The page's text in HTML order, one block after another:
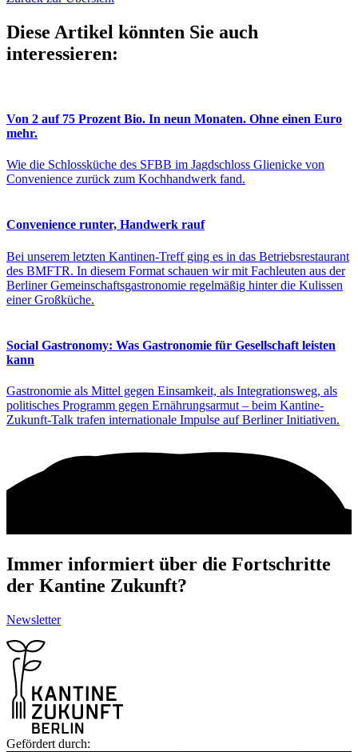
Diese Artikel könnten Sie auch
interessieren:
Von 2 auf 75 Prozent Bio. In neun Monaten. Ohne einen Euro
mehr.
Wie die Schlossküche des SFBB im Jagdschloss Glienicke von
Convenience zurück zum Kochhandwerk fand.
Convenience runter, Handwerk rauf
Bei unserem letzten Kantinen-Treff ging es in das Betriebsrestaurant
des BMFTR. In diesem Format schauen wir mit Fachleuten aus der
Berliner Gemeinschaftsgastronomie regelmäßig hinter die Kulissen
einer Großküche.
Social Gastronomy: Was Gastronomie für Gesellschaft leisten
kann
Gastronomie als Mittel gegen Einsamkeit, als Integrationsweg, als
politisches Programm gegen Ernährungsarmut – beim Kantine-
Zukunft-Talk trafen internationale Impulse auf Berliner Initiativen.
Immer informiert über die Fortschritte
der Kantine Zukunft?
Newsletter
Gefördert durch: